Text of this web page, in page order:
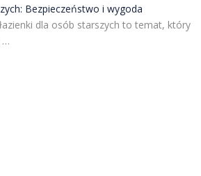
Bezpieczeństwo i wygoda
dla osób starszych to temat, który
…